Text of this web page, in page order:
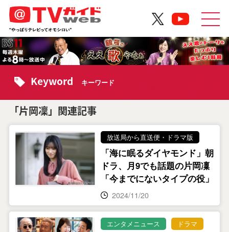
Keyword キーワード
「片岡凜」関連記事
放送局から直送便・ドラマ版
「海に眠るダイヤモンド」朝
ドラ、月9でも話題の片岡凜
「今までにないタイプの役」
2024/11/20
エンタメニュース ドラマ